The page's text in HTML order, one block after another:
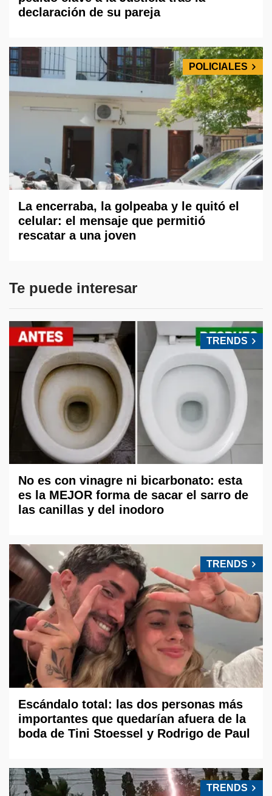
declaración de su pareja
POLICIALES
La encerraba, la golpeaba y le quitó el
celular: el mensaje que permitió
rescatar a una joven
Te puede interesar
TRENDS
No es con vinagre ni bicarbonato: esta
es la MEJOR forma de sacar el sarro de
las canillas y del inodoro
TRENDS
Escándalo total: las dos personas más
importantes que quedarían afuera de la
boda de Tini Stoessel y Rodrigo de Paul
TRENDS